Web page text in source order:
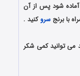
آماده شود پس از آن
با برنج سروکنید .
توانید کمی شکر